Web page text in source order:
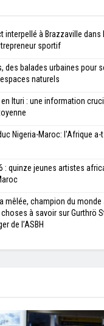
interpellé à Brazzaville dans
sportif
des balades urbaines pour
naturels
Ituri : une information
Nigeria-Maroc: l'Afrique a-
: quinze jeunes artistes
mêlée, champion du monde
à savoir sur Gurthrö
de l’ASBH